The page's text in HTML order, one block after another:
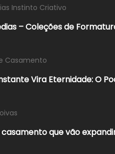
Instinto Criativo
– Coleções de
Casamento
Vira Eternidade: O
casamento que vão